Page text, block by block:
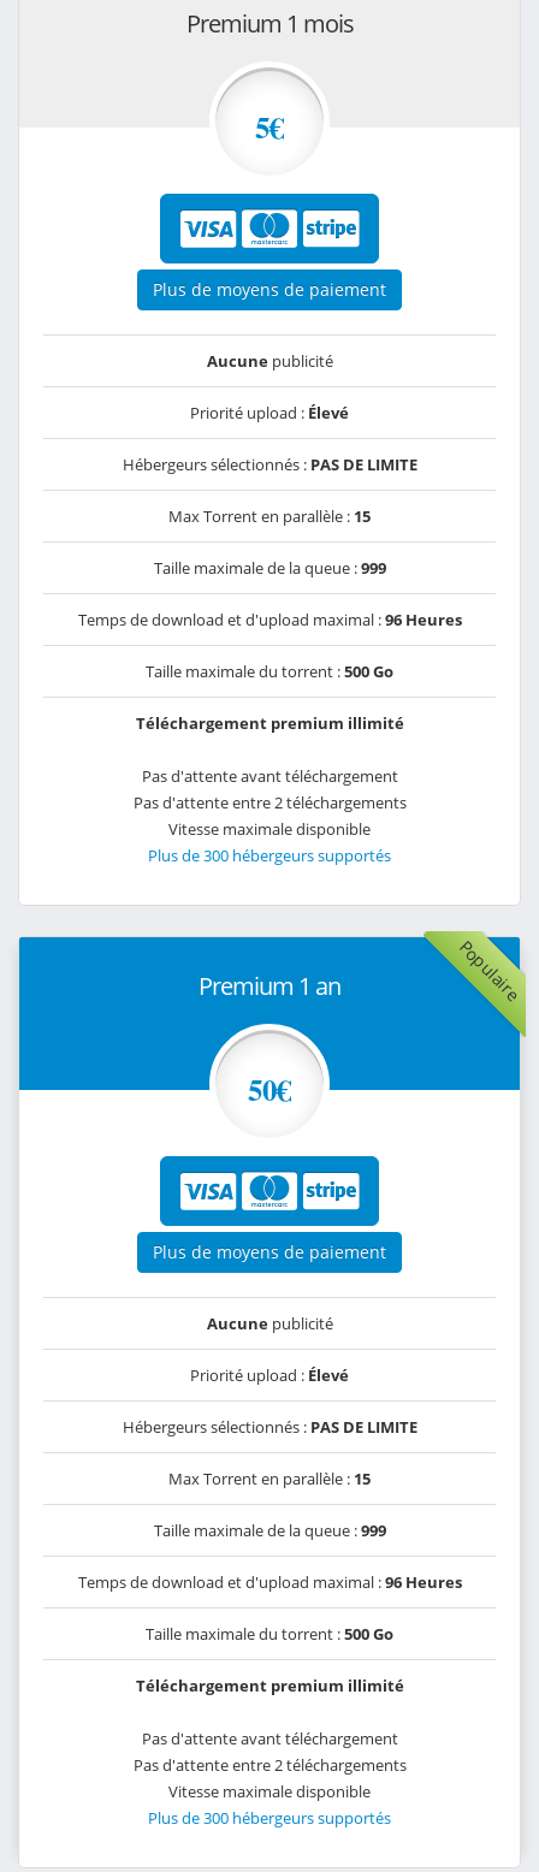
Premium 1 mois
5€
Plus de moyens de paiement
Aucunepublicité
Priorité upload : Élevé
Hébergeurs sélectionnés : PAS DE LIMITE
Max Torrent en parallèle : 15
Taille maximale de la queue :999
Temps de download et d'upload maximal :96 Heures
Taille maximale du torrent :500 Go
Téléchargement premium illimité
Pas d'attente avant téléchargement
Pas d'attente entre 2 téléchargements
Vitesse maximale disponible
Plus de 300 hébergeurs supportés
Populaire
Premium 1 an
50€
Plus de moyens de paiement
Aucunepublicité
Priorité upload : Élevé
Hébergeurs sélectionnés : PAS DE LIMITE
Max Torrent en parallèle : 15
Taille maximale de la queue :999
Temps de download et d'upload maximal :96 Heures
Taille maximale du torrent :500 Go
Téléchargement premium illimité
Pas d'attente avant téléchargement
Pas d'attente entre 2 téléchargements
Vitesse maximale disponible
Plus de 300 hébergeurs supportés